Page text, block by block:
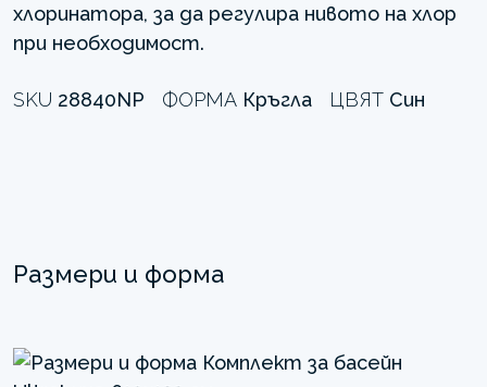
хлоринатора, за да регулира нивото на хлор
при необходимост.
SKU 28840NP ФОРМА Кръгла ЦВЯТ Син
Размери и форма